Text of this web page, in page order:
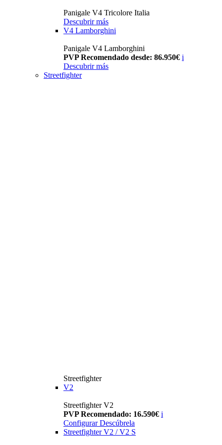
Panigale V4 Tricolore Italia
Descubrir más
V4 Lamborghini
Panigale V4 Lamborghini
PVP Recomendado desde: 86.950€ i
Descubrir más
Streetfighter
Streetfighter
V2
Streetfighter V2
PVP Recomendado: 16.590€ i
Configurar Descúbrela
Streetfighter V2 / V2 S